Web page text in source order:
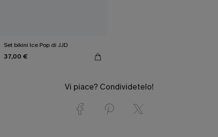
Set bikini Ice Pop di JJD
37,00 €
Vi piace? Condividetelo!